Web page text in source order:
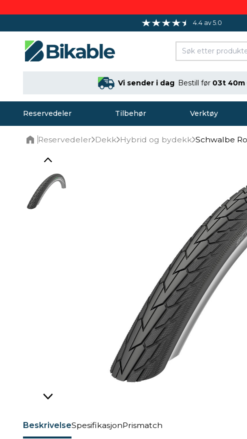
4.4 av 5.0
Vi sender i dag Bestill før 03t 40m
Reservedeler Tilbehør Verktøy
Reservedeler Dekk Hybrid og bydekk Schwalbe
BeskrivelseSpesifikasjonPrismatch